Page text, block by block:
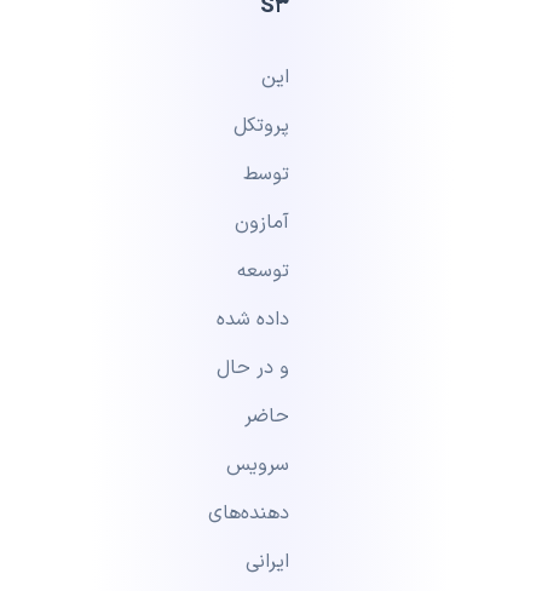
S3
این
پروتکل
توسط
آمازون
توسعه
داده شده
و در حال
حاضر
سرویس
دهنده‌های
ایرانی